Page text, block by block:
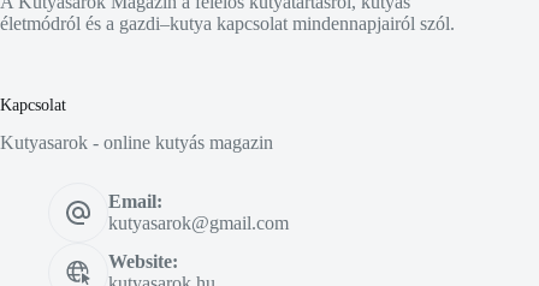
életmódról és a gazdi–kutya kapcsolat mindennapjairól szól.
Kapcsolat
Kutyasarok - online kutyás magazin
Email:
kutyasarok@gmail.com
Website: